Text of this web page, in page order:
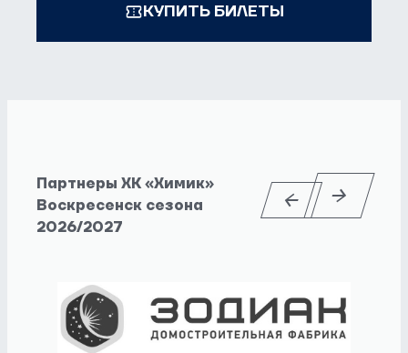
КУПИТЬ БИЛЕТЫ
Партнеры ХК «Химик»
Воскресенск сезона
2026/2027